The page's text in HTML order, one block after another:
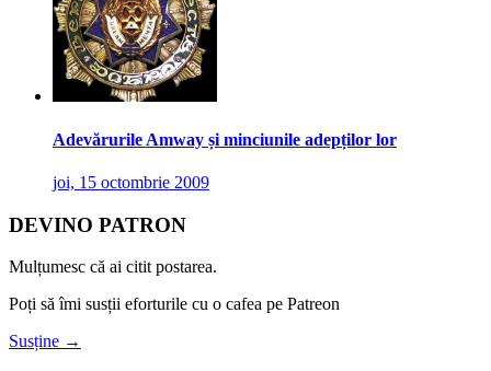
Adevărurile Amway și minciunile adepților lor
joi, 15 octombrie 2009
DEVINO PATRON
Mulțumesc că ai citit postarea.
Poți să îmi susții eforturile cu o cafea pe Patreon
Susține →